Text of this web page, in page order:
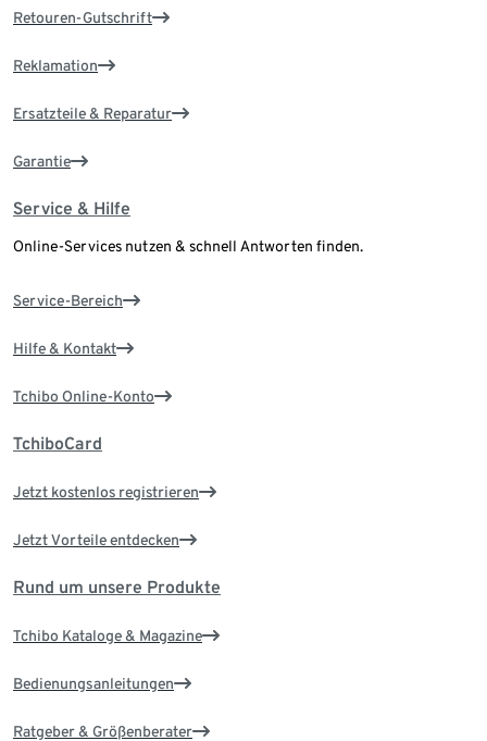
Retouren-Gutschrift
Reklamation
Ersatzteile & Reparatur
Garantie
Service & Hilfe
Online-Services nutzen & schnell Antworten finden.
Service-Bereich
Hilfe & Kontakt
Tchibo Online-Konto
TchiboCard
Jetzt kostenlos registrieren
Jetzt Vorteile entdecken
Rund um unsere Produkte
Tchibo Kataloge & Magazine
Bedienungsanleitungen
Ratgeber & Größenberater